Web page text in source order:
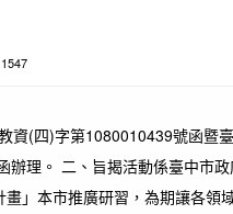
資(四)字第1080010439號函暨
辦理。 二、旨揭活動係臺中市
」本市推廣研習，為期讓各領